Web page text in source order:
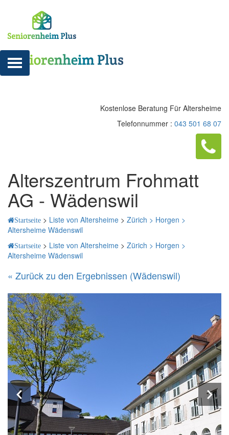
Kostenlose Beratung Für Altersheime
Telefonnummer : 043 501 68 07
Alterszentrum Frohmatt
AG - Wädenswil
Startseite > Liste von Altersheime > Zürich > Horgen >
Altersheime Wädenswil
Startseite > Liste von Altersheime > Zürich > Horgen >
Altersheime Wädenswil
« Zurück zu den Ergebnissen (Wädenswil)